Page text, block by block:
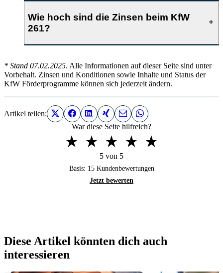
Wie hoch sind die Zinsen beim KfW
261?
* Stand 07.02.2025. Alle Informationen auf dieser Seite sind unter
Vorbehalt. Zinsen und Konditionen sowie Inhalte und Status der
KfW Förderprogramme können sich jederzeit ändern.
Artikel teilen:
War diese Seite hilfreich?
5 von 5
Basis: 15Kundenbewertungen
Jetzt bewerten
Diese Artikel könnten dich auch
interessieren